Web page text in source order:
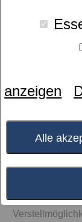
anzeigen
Alle